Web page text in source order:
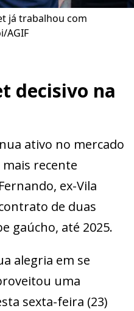
já trabalhou com
AGIF
decisivo na
ativo no mercado
recente
ex-Vila
de duas
gaúcho, até 2025.
alegria em se
uma
sexta-feira (23)